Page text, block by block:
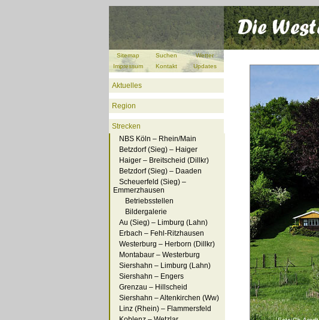
Sitemap Suchen
Wetter
Impressum
Kontakt Updates
Aktuelles
Region
Strecken
NBS Köln – Rhein/Main
Betzdorf (Sieg) – Haiger
Haiger – Breitscheid (Dillkr)
Betzdorf (Sieg) – Daaden
Scheuerfeld (Sieg) –
Emmerzhausen
Betriebsstellen
Bildergalerie
Au (Sieg) – Limburg (Lahn)
Erbach – Fehl-Ritzhausen
Westerburg – Herborn (Dillkr)
Montabaur – Westerburg
Siershahn – Limburg (Lahn)
Siershahn – Engers
Grenzau – Hillscheid
Siershahn – Altenkirchen (Ww)
Linz (Rhein) – Flammersfeld